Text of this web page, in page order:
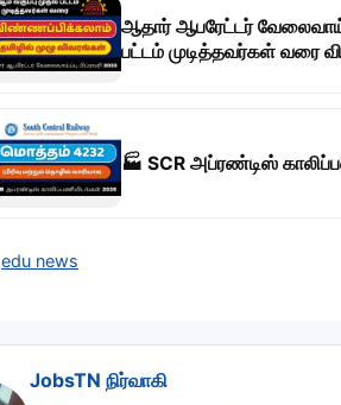
ஆதார் ஆபரேட்டர்
பட்டம் முடித்தவர்கள் வரை
🏭 SCR அப்ரண்டிஸ்
Categories
edu news
JobsTN நிர்வாகி